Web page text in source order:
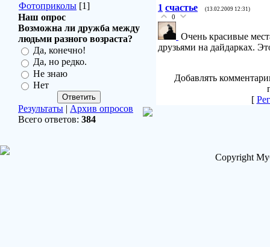
Фотоприколы [1]
Наш опрос
Возможна ли дружба между
людьми разного возраста?
Да, конечно!
Да, но редко.
Не знаю
Нет
Результаты | Архив опросов
Всего ответов: 384
1 счастье (13.02.2009 12:31)
0
Очень красивые
друзьями на дайдарках.
Добавлять
[
Copyright